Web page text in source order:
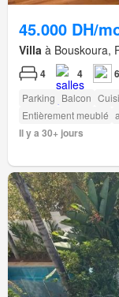
45.000 DH/
Villa à Bouskoura,
4 4
Parking Balcon
Entièrement meublé
Il y a 30+ jours